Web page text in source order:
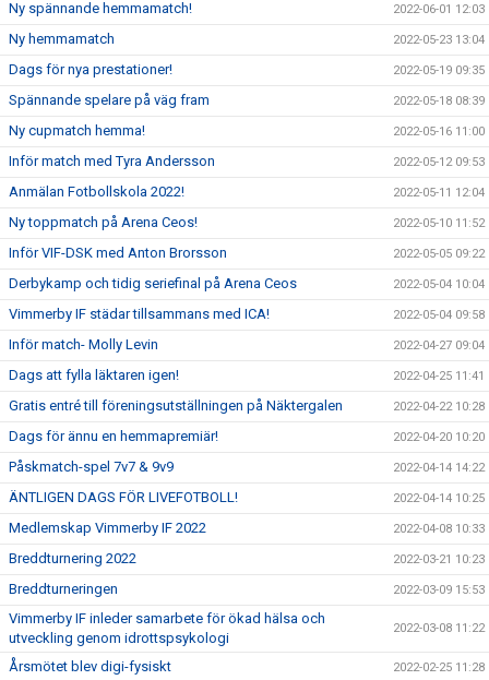
Ny spännande hemmamatch! 2022-06-01 12:03
Ny hemmamatch 2022-05-23 13:04
Dags för nya prestationer! 2022-05-19 09:35
Spännande spelare på väg fram 2022-05-18 08:39
Ny cupmatch hemma! 2022-05-16 11:00
Inför match med Tyra Andersson 2022-05-12 09:53
Anmälan Fotbollskola 2022! 2022-05-11 12:04
Ny toppmatch på Arena Ceos! 2022-05-10 11:52
Inför VIF-DSK med Anton Brorsson 2022-05-05 09:22
Derbykamp och tidig seriefinal på Arena Ceos 2022-05-04 10:04
Vimmerby IF städar tillsammans med ICA! 2022-05-04 09:58
Inför match- Molly Levin 2022-04-27 09:04
Dags att fylla läktaren igen! 2022-04-25 11:41
Gratis entré till föreningsutställningen på Näktergalen 2022-04-22 10:28
Dags för ännu en hemmapremiär! 2022-04-20 10:20
Påskmatch-spel 7v7 & 9v9 2022-04-14 14:22
ÄNTLIGEN DAGS FÖR LIVEFOTBOLL! 2022-04-14 10:25
Medlemskap Vimmerby IF 2022 2022-04-08 10:33
Breddturnering 2022 2022-03-21 10:23
Breddturneringen 2022-03-09 15:53
Vimmerby IF inleder samarbete för ökad hälsa och
utveckling genom idrottspsykologi
2022-03-08 11:22
Årsmötet blev digi-fysiskt 2022-02-25 11:28